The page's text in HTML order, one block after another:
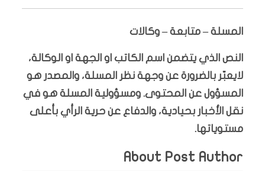
المسلة – متابعة – وكالات
النص الذي يتضمن اسم الكاتب او الجهة او الوكالة،
لايعبّر بالضرورة عن وجهة نظر المسلة، والمصدر هو
المسؤول عن المحتوى. ومسؤولية المسلة هو في
نقل الأخبار بحيادية، والدفاع عن حرية الرأي بأعلى
مستوياتها.
About Post Author